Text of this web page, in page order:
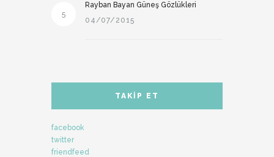
5
Rayban Bayan Güneş Gözlükleri
04/07/2015
TAKIP ET
facebook
twitter
friendfeed